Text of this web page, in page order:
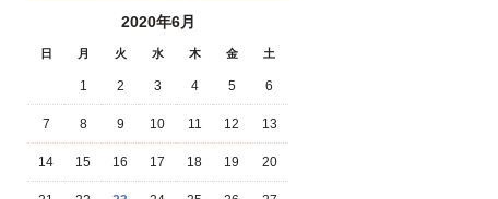
2020年6月
日 月 火 水 木 金 土
1 2 3 4 5 6
7 8 9 10 11 12 13
14 15 16 17 18 19 20